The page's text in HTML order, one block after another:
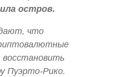
остров.
что
Пуэрто-Рико.